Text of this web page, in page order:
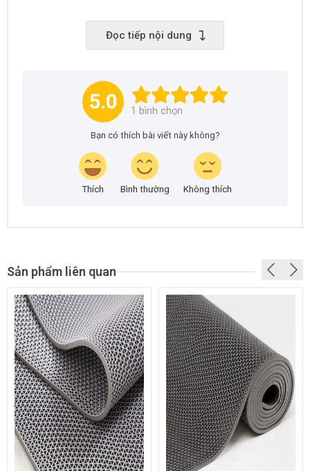
GIỚI THIỆU SẢN PHẨM
Thảm nhựa lưới là dòng thảm nhựa chống trơn trượt có
hình dạng mắt lưới. Sản phẩm thảm nhựa lưới sử dụng
để lót ở những khu vực có nước, có khả năng gây
ra trơn trượt để đảm bảo an toàn cho người sử dụng
nhất là người già và trẻ nhỏ. Dòngthảm nhựa chống
trơnnày được rất nhiều khách hàng sử dụng vì có nhiều
ưu điểm như: Chi phí thấp, lắp đặt dễ dàng, độ bền cao,
có nhiều màu sắc để lựa chọn và chống trơn tuyệt đối.
CHI TIẾT SẢN PHẨM
Đọc tiếp nội dung
5.0 1 bình chọn
Bạn có thích bài viết này không?
Thích Bình thường Không thích
Sản phẩm liên quan